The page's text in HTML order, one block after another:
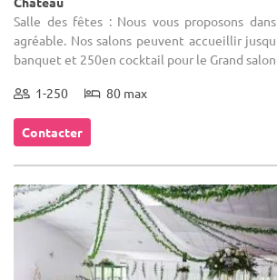
Salle des fêtes : Nous vous proposons
agréable. Nos salons peuvent accueillir
banquet et 250en cocktail pour le Grand
1-250 80 max
Contacter